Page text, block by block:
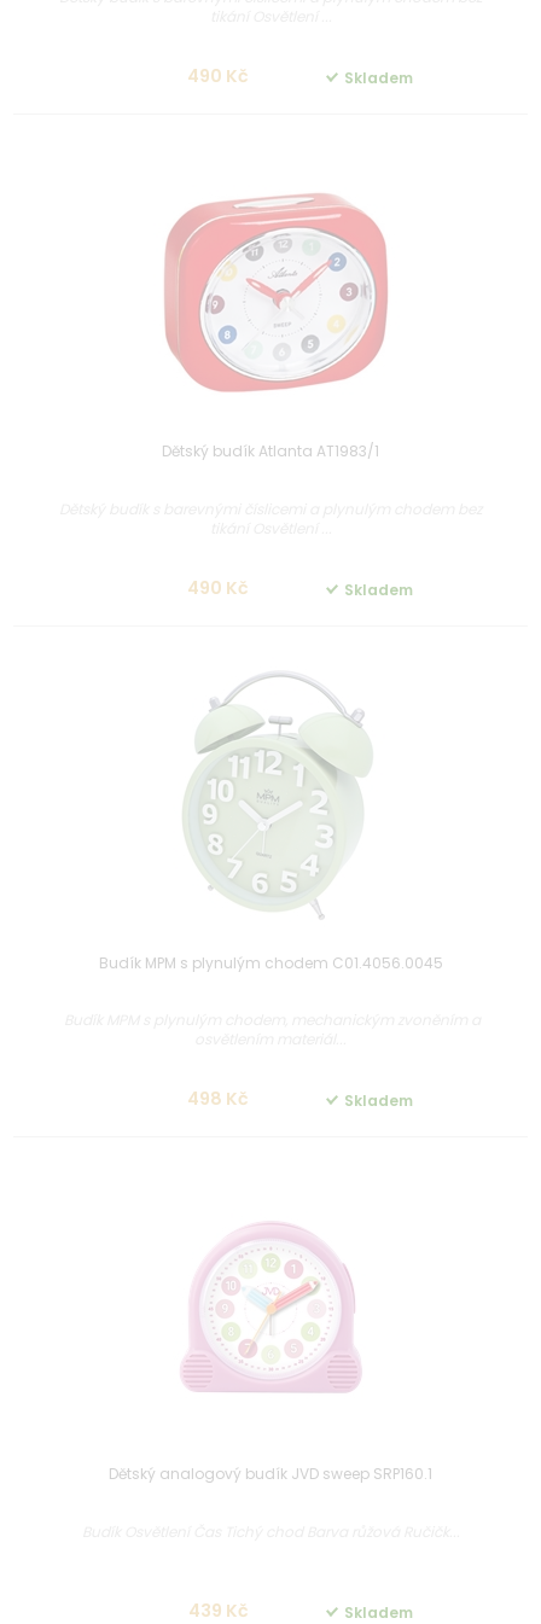
490 Kč Skladem
Dětský budík Atlanta AT1983/1
490 Kč Skladem
Budík MPM s plynulým chodem C01.4056.0045
498 Kč Skladem
Dětský analogový budík JVD sweep SRP160.1
439 Kč Skladem